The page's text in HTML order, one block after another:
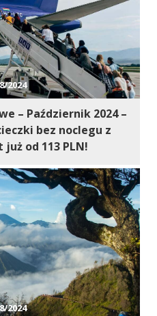
2024
– Październik 2024 –
bez noclegu z
od 113 PLN!
2024